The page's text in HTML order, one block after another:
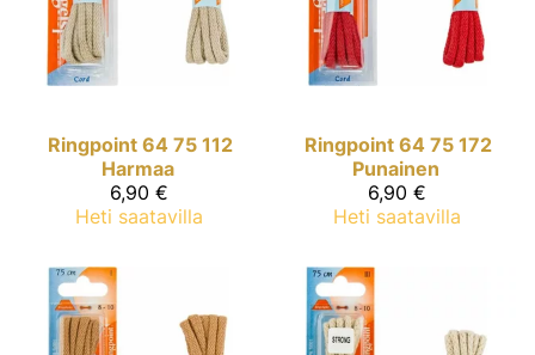
Ringpoint 64 75 112
Harmaa
6,90 €
Heti saatavilla
Ringpoint 64 75 172
Punainen
6,90 €
Heti saatavilla